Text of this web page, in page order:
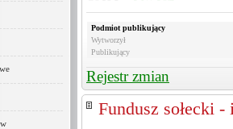
Podmiot publikujący
Wytworzył
Publikujący
Rejestr zmian
Fundusz sołecki